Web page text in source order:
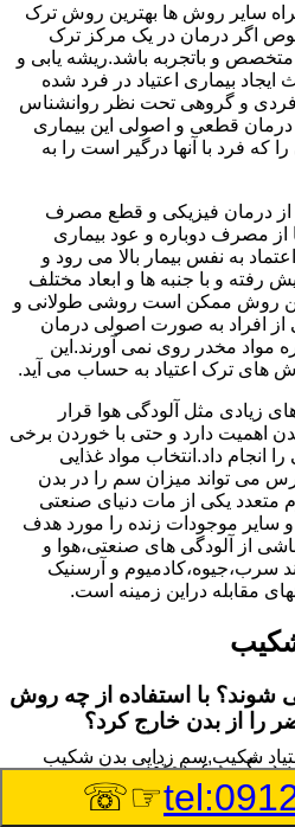
سایر روش ها بهترین روش ترک
اگر درمان در یک مرکز ترک
متخصص و باتجربه باشد.ریشه یابی و
بیماری اعتیاد در فرد شده
فردی و گروهی تحت نظر روانشناس
قطعی و اصولی این بیماری
که فرد با آنها درگیر است را به
درمان فیزیکی و قطع مصرف
از مصرف دوباره و عود بیماری
به نفس بیمار بالا می رود و
رفته و با جنبه ها و ابعاد مختلف
روش ممکن است روشی طولانی و
از افراد به صورت اصولی درمان
مواد مخدر روی نمی آورند.این
های ترک اعتیاد به حساب می آید.
زیادی مثل آلودگی هوا قرار
اهمیت دارد و حتی با خوردن برخی
انجام داد.انتخاب مواد غذایی
می تواند میزان سم را در بدن
متعدد یکی از مات دنیای صنعتی
سایر موجودات زنده را مورد هدف
از آلودگی های صنعتی،هوا و
سرب،جیوه،کادمیوم و آرسنیک
مقابله دراین زمینه است.
شوند؟ با استفاده از چه روش
را از بدن خارج کرد؟
دو گروه عمده تقسیم می
مواد به جا مانده از سموم
ناشی از آلودگی هوا،انواع
شکیب,سم زدایی بدن شکیب
☞☏